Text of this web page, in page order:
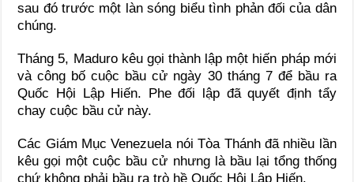
sau đó trước một làn sóng biểu tình phản đối của dân
chúng.
Tháng 5, Maduro kêu gọi thành lập một hiến pháp mới
và công bố cuộc bầu cử ngày 30 tháng 7 để bầu ra
Quốc Hội Lập Hiến. Phe đối lập đã quyết định tẩy
chay cuộc bầu cử này.
Các Giám Mục Venezuela nói Tòa Thánh đã nhiều lần
kêu gọi một cuộc bầu cử nhưng là bầu lại tổng thống
chứ không phải bầu ra trò hề Quốc Hội Lập Hiến.